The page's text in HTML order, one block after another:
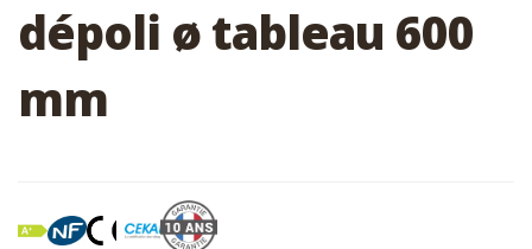
dépoli ø tableau 600
mm